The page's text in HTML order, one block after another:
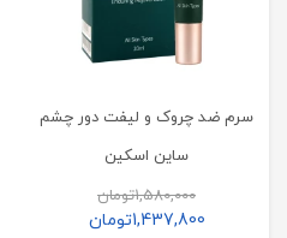
سرم ضد چروک و لیفت دور چشم
ساین اسکین
1,580,000تومان
1,437,800تومان